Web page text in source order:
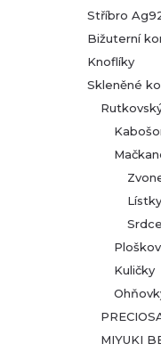
t
r
a
n
Stříbro
Bižuterní
Knoflíky
Skleněné
Lístky
Srdce
Kuličky
MIYUKI